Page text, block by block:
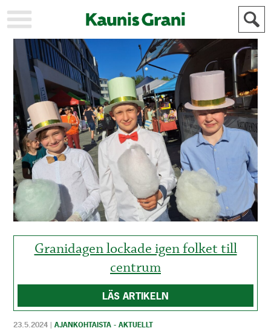
KAUPUNKI
STADEN
AJANKOHTAISTA
AKTUELLT
URHEILU
IDROTT
KULTTUURI
KULTUR
HISTORIA
HISTORIA
YLEINEN
ALLMÄN
MAINOSTAJILLE
FÖR
ANNONSÖRER
Granidagen lockade igen folket till
centrum
LÄS ARTIKELN
23.5.2024 |AJANKOHTAISTA - AKTUELLT